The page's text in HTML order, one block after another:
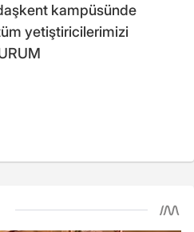
kampüsünde
yetiştiricilerimizi